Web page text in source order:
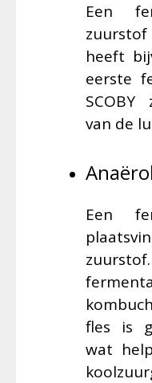
Een
zuurstof
heeft
eerste
van de
Een
fles is
wat